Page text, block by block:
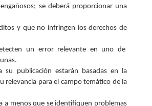
se deberá proporcionar una
y que no infringen los derechos de
un error relevante en uno de
publicación estarán basadas en la
para el campo temático de la
a menos que se identifiquen problemas